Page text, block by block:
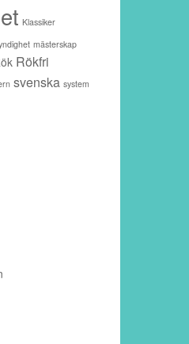
Klassiker
mästerskap
Rökfri
svenska system